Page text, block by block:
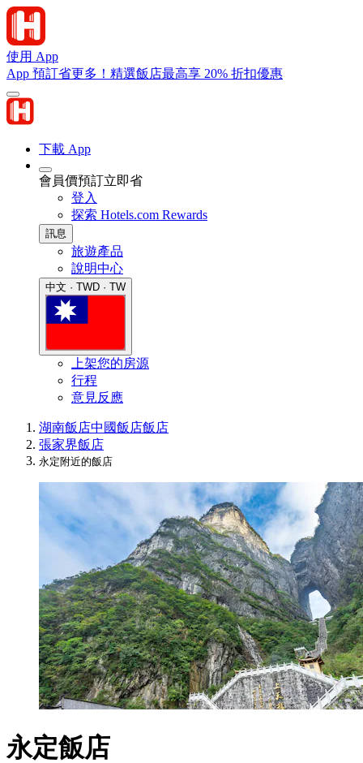
使用 App
App 預訂省更多！精選飯店最高享 20% 折扣優惠
下載 App
會員價預訂立即省
登入
探索 Hotels.com Rewards
訊息
旅遊產品
說明中心
中文 · TWD · TW
上架您的房源
行程
意見反應
湖南飯店中國飯店飯店
張家界飯店
永定附近的飯店
永定飯店